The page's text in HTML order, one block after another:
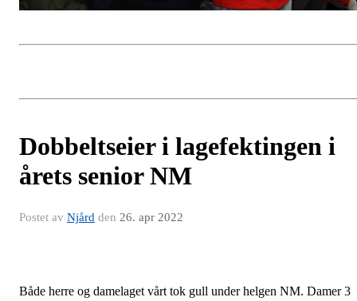
Dobbeltseier i lagefektingen i
årets senior NM
Postet av Njård den 26. apr 2022